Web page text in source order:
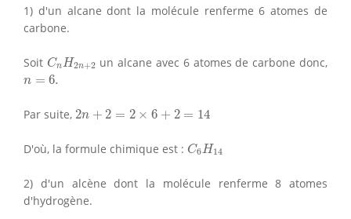
1) d'un alcane dont la molécule renferme 6 atomes de
carbone.
Soit CnH2n+2
Cn H2 2
un alcane avec 6 atomes de carbone donc,
n = 6.
n =6.
Par suite, 2n + 2 = 2 × 6 + 2 = 14
2n + 2= 6 +2= 14
D'où, la formule chimique est : C6H14
C6 H
2) d'un alcène dont la molécule renferme 8 atomes
d'hydrogène.